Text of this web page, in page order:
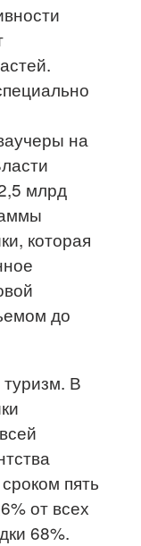
на
млрд
которая
до
В
пять
от всех
68%.